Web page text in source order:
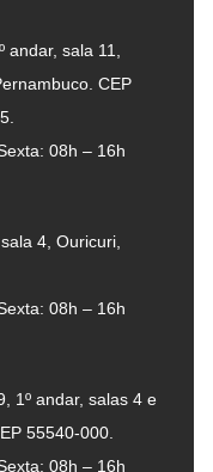
sala 11,
CEP
08h – 16h
4, Ouricuri,
08h – 16h
1º andar, salas 4 e
55540-000.
08h – 16h